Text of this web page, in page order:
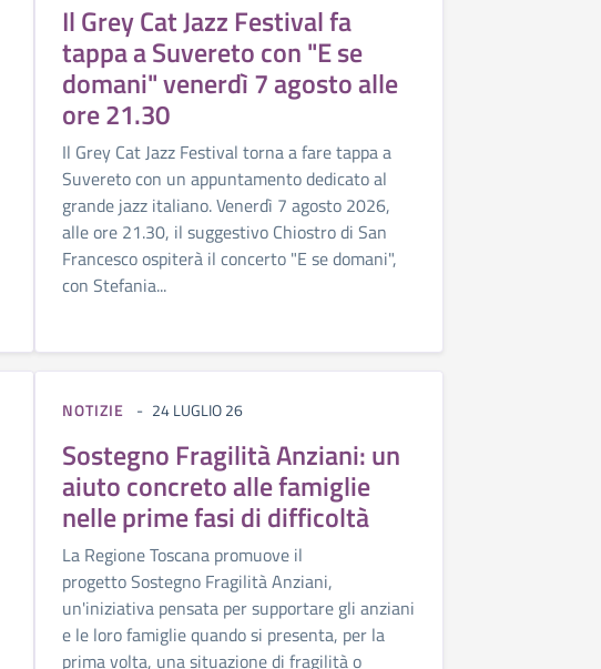
Il Grey Cat Jazz Festival fa
tappa a Suvereto con "E se
domani" venerdì 7 agosto alle
ore 21.30
Il Grey Cat Jazz Festival torna a fare tappa a
Suvereto con un appuntamento dedicato al
grande jazz italiano. Venerdì 7 agosto 2026,
alle ore 21.30, il suggestivo Chiostro di San
Francesco ospiterà il concerto "E se domani",
con Stefania...
NOTIZIE 24 LUGLIO 26
Sostegno Fragilità Anziani: un
aiuto concreto alle famiglie
nelle prime fasi di difficoltà
La Regione Toscana promuove il
progetto Sostegno Fragilità Anziani,
un'iniziativa pensata per supportare gli anziani
e le loro famiglie quando si presenta, per la
prima volta, una situazione di fragilità o